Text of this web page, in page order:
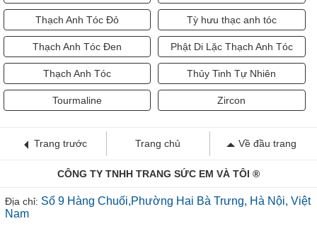
Thạch Anh Tóc Đỏ Tỳ hưu thạc anh tóc
Thạch Anh Tóc Đen Phật Di Lặc Thạch Anh Tóc
Thạch Anh Tóc Thủy Tinh Tự Nhiên
Tourmaline Zircon
Trang trước Trang chủ Về đầu trang
CÔNG TY TNHH TRANG SỨC EM VÀ TÔI ®
Địa chỉ: Số 9 Hàng Chuối,Phường Hai Bà Trưng, Hà Nội, Việt
Nam